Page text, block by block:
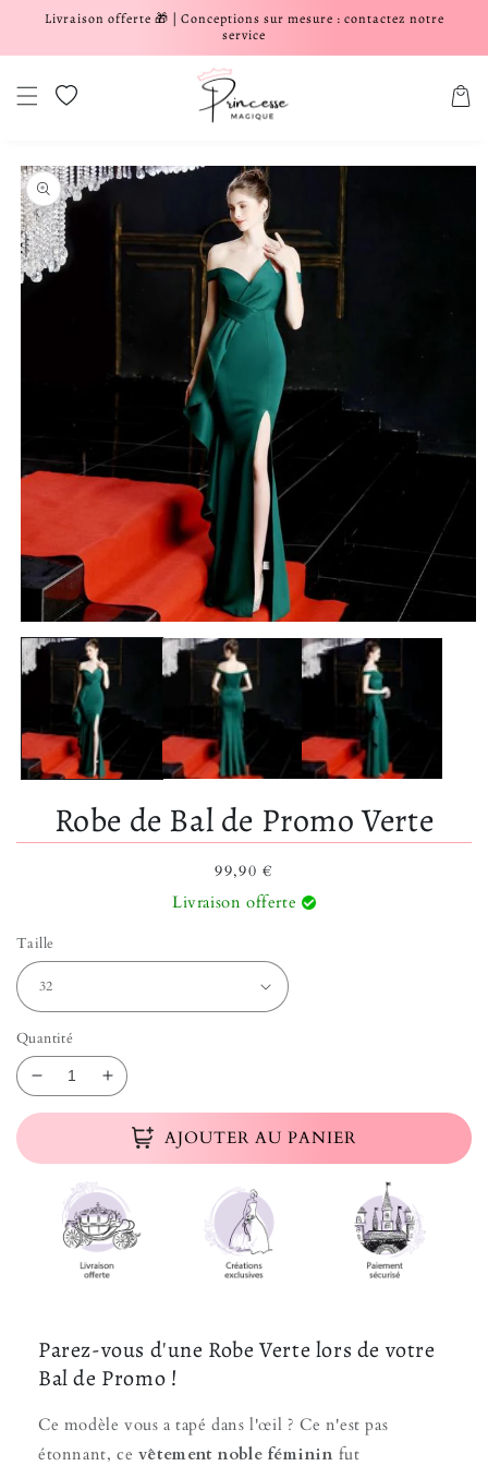
et passer au contenu
Livraison offerte 🎁 | Conceptions sur mesure : contactez notre
service
Liste de souhaits Panier
informations produits
Robe de Bal de Promo Verte
Prix habituel
99,90 €
Livraison offerte
Taille
Quantité
Réduire la quantité de Robe de Bal de Promo Verte
Augmenter la quantité de Robe de Bal de
AJOUTER AU PANIER
Parez-vous d'une Robe Verte lors de votre
Bal de Promo !
Ce modèle vous a tapé dans l'œil ? Ce n'est pas
étonnant, ce vêtement noble féminin fut